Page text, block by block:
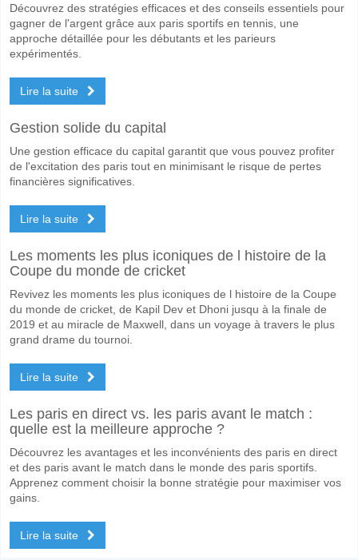
Découvrez des stratégies efficaces et des conseils essentiels pour
gagner de l'argent grâce aux paris sportifs en tennis, une
approche détaillée pour les débutants et les parieurs
expérimentés.
Lire la suite
Gestion solide du capital
Une gestion efficace du capital garantit que vous pouvez profiter
de l'excitation des paris tout en minimisant le risque de pertes
financières significatives.
Lire la suite
Les moments les plus iconiques de l histoire de la
Coupe du monde de cricket
Revivez les moments les plus iconiques de l histoire de la Coupe
du monde de cricket, de Kapil Dev et Dhoni jusqu à la finale de
2019 et au miracle de Maxwell, dans un voyage à travers le plus
grand drame du tournoi.
Lire la suite
Les paris en direct vs. les paris avant le match :
quelle est la meilleure approche ?
Découvrez les avantages et les inconvénients des paris en direct
et des paris avant le match dans le monde des paris sportifs.
Apprenez comment choisir la bonne stratégie pour maximiser vos
gains.
Lire la suite